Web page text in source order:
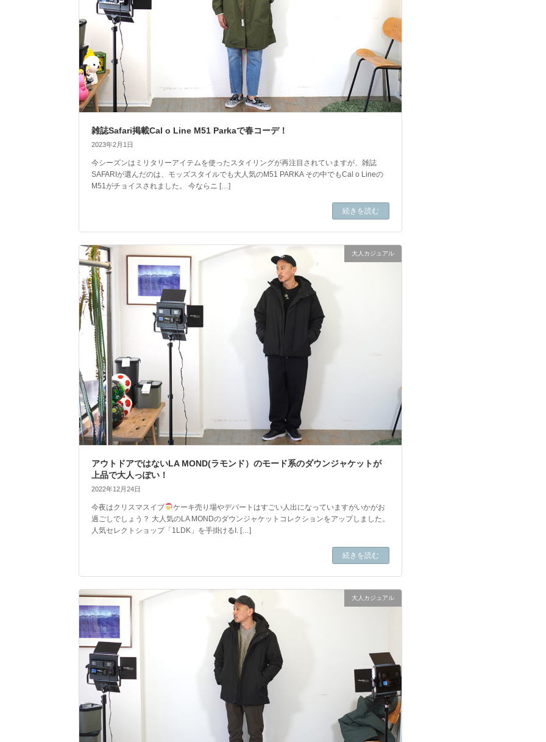
雑誌Safari掲載Cal o Line M51 Parkaで春コーデ！
2023年2月1日
今シーズンはミリタリーアイテムを使ったスタイリングが再注目されていますが、雑誌
SAFARIが選んだのは、モッズスタイルでも大人気のM51 PARKA その中でもCal o Lineの
M51がチョイスされました。 今ならニ […]
続きを読む
大人カジュアル
アウトドアではないLA MOND(ラモンド）のモード系のダウンジャケットが
上品で大人っぽい！
2022年12月24日
今夜はクリスマスイブ
ケーキ売り場やデパートはすごい人出になっていますがいかがお
過ごしでしょう？ 大人気のLA MONDのダウンジャケットコレクションをアップしました。
人気セレクトショップ「1LDK」を手掛けるI. […]
続きを読む
大人カジュアル